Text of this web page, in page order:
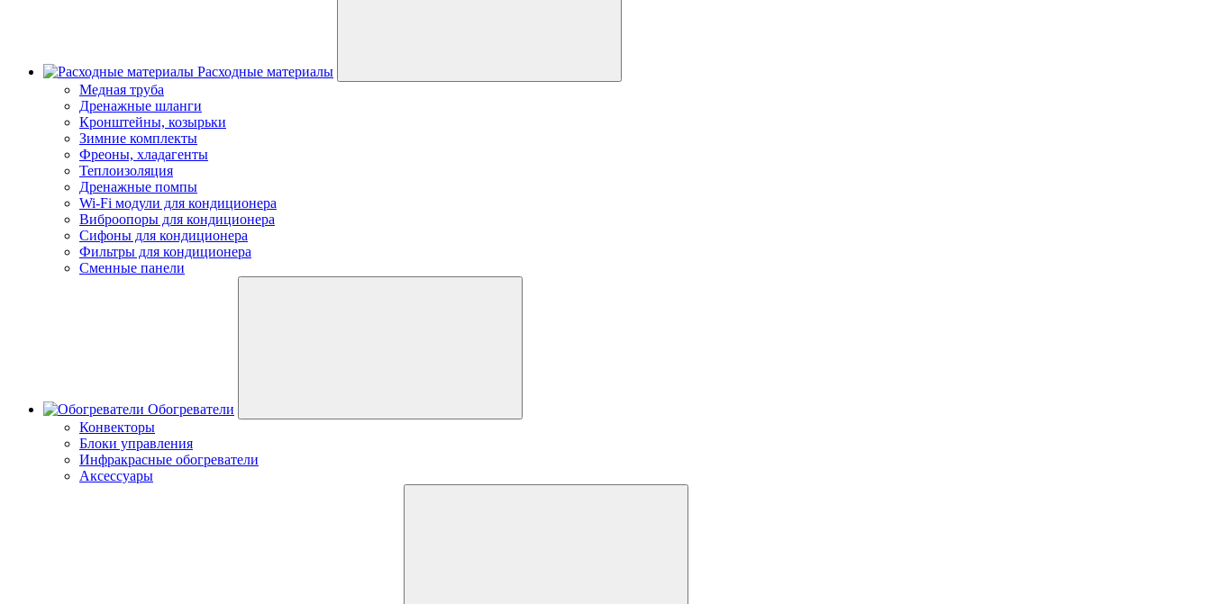
Расходные материалы
Медная труба
Дренажные шланги
Кронштейны, козырьки
Зимние комплекты
Фреоны, хладагенты
Теплоизоляция
Дренажные помпы
Wi-Fi модули для кондиционера
Виброопоры для кондиционера
Сифоны для кондиционера
Фильтры для кондиционера
Сменные панели
Обогреватели
Конвекторы
Блоки управления
Инфракрасные обогреватели
Аксессуары